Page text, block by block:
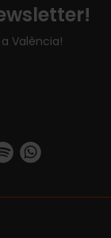
València!
visit_valencia/
user/
vimeo.com/
https://api.whatsapp.com/